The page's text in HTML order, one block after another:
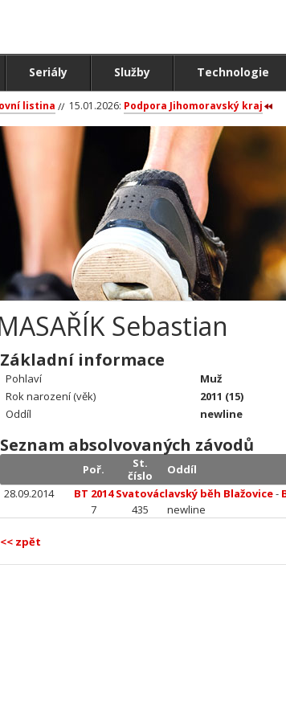
Seriály Služby Technologie
listina 15.01.2026: Podpora Jihomoravský kraj
Sebastian
Základní informace
Pohlaví
Muž
Rok narození (věk)
2011 (15)
Oddíl
newline
Seznam absolvovaných závodů
Poř.
St.
číslo
Oddíl
28.09.2014
BT 2014 Svatováclavský běh Blažovice-
7
435 newline
<< zpět